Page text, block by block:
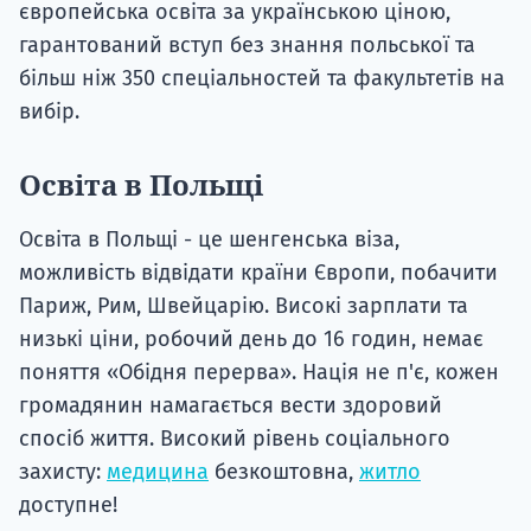
європейська освіта за українською ціною,
гарантований вступ без знання польської та
більш ніж 350 спеціальностей та факультетів на
вибір.
Освіта в Польщі
Освіта в Польщі - це шенгенська віза,
можливість відвідати країни Європи, побачити
Париж, Рим, Швейцарію. Високі зарплати та
низькі ціни, робочий день до 16 годин, немає
поняття «Обідня перерва». Нація не п'є, кожен
громадянин намагається вести здоровий
спосіб життя. Високий рівень соціального
захисту: медицина безкоштовна, житло
доступне!